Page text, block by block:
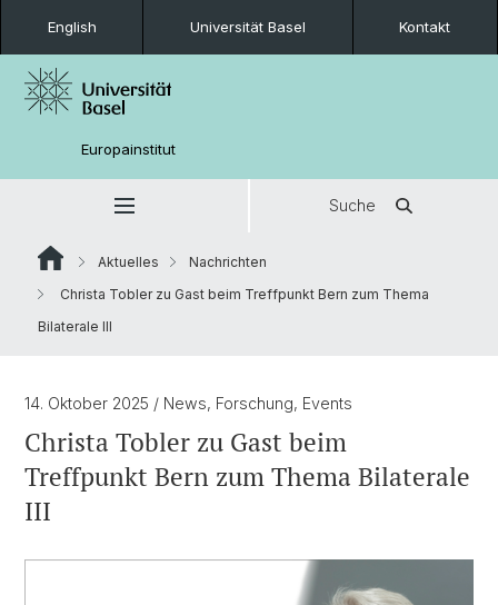
English Universität Basel Kontakt
Europainstitut
Suche
Aktuelles
Nachrichten
Christa Tobler zu Gast beim Treffpunkt Bern zum Thema
Bilaterale III
14. Oktober 2025 / News, Forschung, Events
Christa Tobler zu Gast beim
Treffpunkt Bern zum Thema Bilaterale
III